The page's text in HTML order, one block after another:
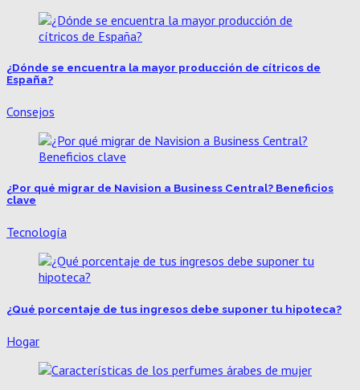
¿Dónde se encuentra la mayor producción de cítricos de
España?
Consejos
¿Por qué migrar de Navision a Business Central? Beneficios
clave
Tecnología
¿Qué porcentaje de tus ingresos debe suponer tu hipoteca?
Hogar